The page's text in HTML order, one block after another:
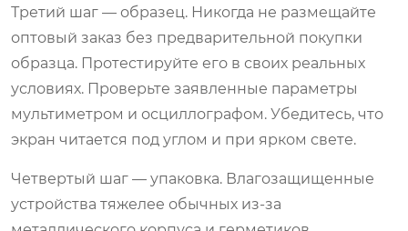
Третий шаг — образец. Никогда не размещайте
оптовый заказ без предварительной покупки
образца. Протестируйте его в своих реальных
условиях. Проверьте заявленные параметры
мультиметром и осциллографом. Убедитесь, что
экран читается под углом и при ярком свете.
Четвертый шаг — упаковка. Влагозащищенные
устройства тяжелее обычных из-за